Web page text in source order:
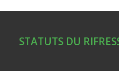
STATUTS DU